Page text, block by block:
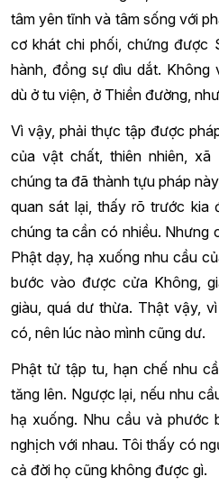
tâm yên tĩnh và tâm sống với
cơ khát chi phối, chứng được
hành, đồng sự dìu dắt. Không
dù ở tu viện, ở Thiền đường,
Vì vậy, phải thực tập được
của vật chất, thiên nhiên, xã
chúng ta đã thành tựu pháp
quan sát lại, thấy rõ trước kia
chúng ta cần có nhiều. Nhưng
Phật dạy, hạ xuống nhu cầu
bước vào được cửa Không,
giàu, quá dư thừa. Thật vậy,
có, nên lúc nào mình cũng dư.
Phật tử tập tu, hạn chế nhu
tăng lên. Ngược lại, nếu nhu
hạ xuống. Nhu cầu và phước
nghịch với nhau. Tôi thấy có
cả đời họ cũng không được gì.